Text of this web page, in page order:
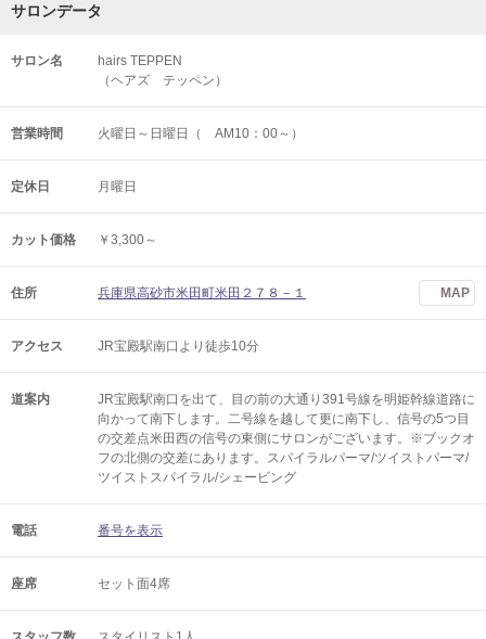
サロンデータ
サロン名
hairs TEPPEN
（ヘアズ テッペン）
営業時間 火曜日～日曜日（ AM10：00～）
定休日 月曜日
カット価格 ￥3,300～
住所 兵庫県高砂市米田町米田２７８－１ MAP
アクセス JR宝殿駅南口より徒歩10分
道案内
JR宝殿駅南口を出て、目の前の大通り391号線を明姫幹線道路に
向かって南下します。二号線を越して更に南下し、信号の5つ目
の交差点米田西の信号の東側にサロンがございます。※ブックオ
フの北側の交差にあります。スパイラルパーマ/ツイストパーマ/
ツイストスパイラル/シェービング
電話 番号を表示
座席 セット面4席